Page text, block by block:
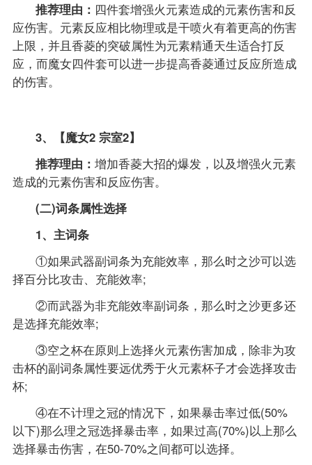
推荐理由： 四件套增强火元素造成的元素伤害和反
应伤害。元素反应相比物理或是干喷火有着更高的伤害
上限，并且香菱的突破属性为元素精通天生适合打反
应，而魔女四件套可以进一步提高香菱通过反应所造成
的伤害。
3、【魔女2 宗室2】
推荐理由：增加香菱大招的爆发，以及增强火元素
造成的元素伤害和反应伤害。
(二)词条属性选择
1、主词条
①如果武器副词条为充能效率，那么时之沙可以选
择百分比攻击、充能效率;
②而武器为非充能效率副词条，那么时之沙更多还
是选择充能效率;
③空之杯在原则上选择火元素伤害加成，除非为攻
击杯的副词条属性要远优秀于火元素杯子才会选择攻击
杯;
④在不计理之冠的情况下，如果暴击率过低(50%
以下)那么理之冠选择暴击率，如果过高(70%)以上那么
选择暴击伤害，在50-70%之间都可以选择。